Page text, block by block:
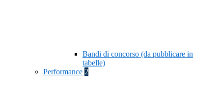
Bandi di concorso (da pubblicare in
tabelle)
Performance 2